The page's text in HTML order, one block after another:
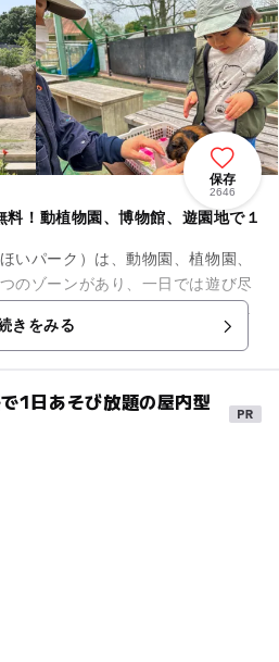
保存
2646
！動植物園、博物館、遊園地で１
いパーク）は、動物園、植物園、
のゾーンがあり、一日では遊び尽
ジアゾウ、キリン、ライオン、レ
...
きをみる
1日あそび放題の屋内型